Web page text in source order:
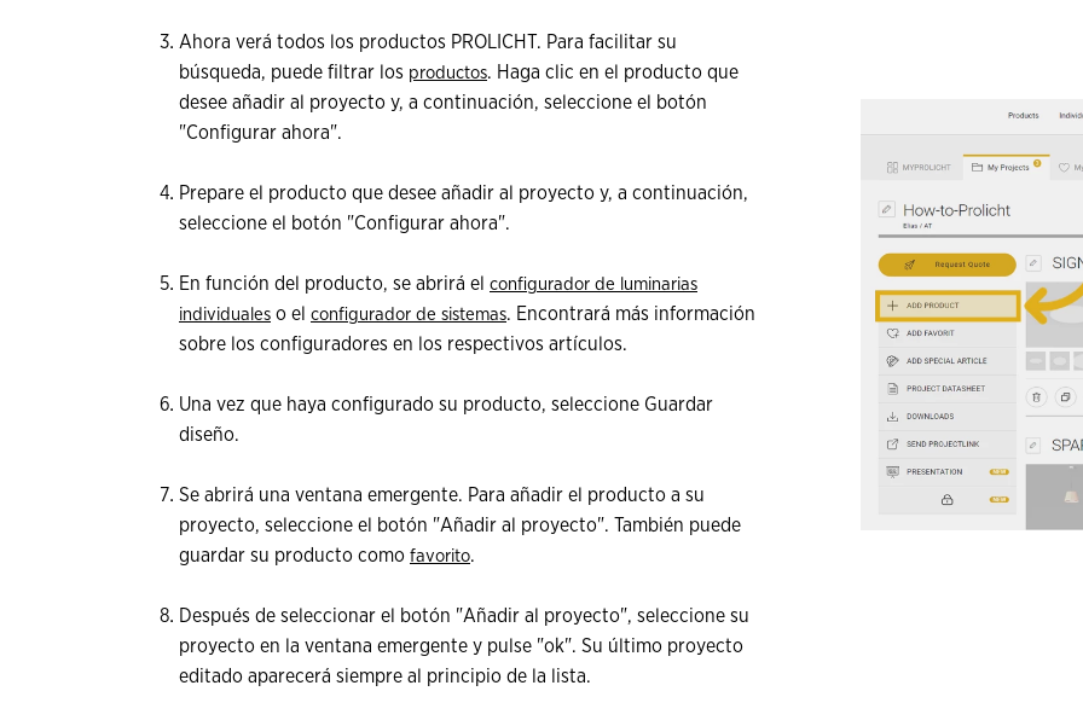
Ahora verá todos los productos PROLICHT. Para facilitar su
búsqueda, puede filtrar los productos. Haga clic en el producto que
desee añadir al proyecto y, a continuación, seleccione el botón
"Configurar ahora".
Prepare el producto que desee añadir al proyecto y, a continuación,
seleccione el botón "Configurar ahora".
En función del producto, se abrirá el configurador de luminarias
individuales o el configurador de sistemas. Encontrará más información
sobre los configuradores en los respectivos artículos.
Una vez que haya configurado su producto, seleccione Guardar
diseño.
Se abrirá una ventana emergente. Para añadir el producto a su
proyecto, seleccione el botón "Añadir al proyecto". También puede
guardar su producto como favorito.
Después de seleccionar el botón "Añadir al proyecto", seleccione su
proyecto en la ventana emergente y pulse "ok". Su último proyecto
editado aparecerá siempre al principio de la lista.